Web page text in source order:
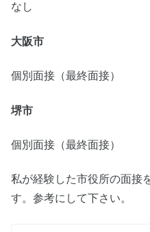
なし
大阪市
個別面接（最終面接）
堺市
個別面接（最終面接）
私が経験した市役所の面接
す。参考にして下さい。